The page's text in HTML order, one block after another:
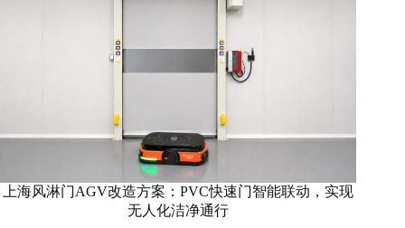
上海风淋门AGV改造方案：PVC快速门智能联动，实现
无人化洁净通行